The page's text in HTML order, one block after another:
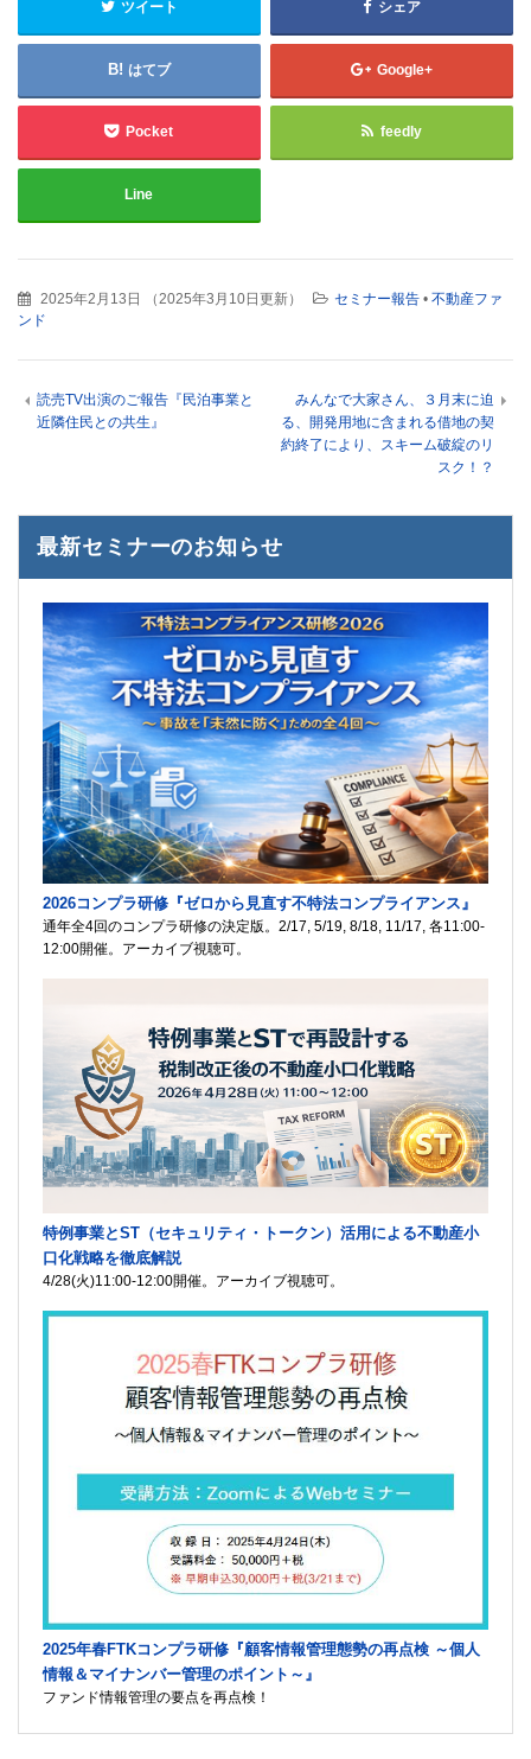
ツイート シェア
はてブ Google+
Pocket feedly
Line
2025年2月13日 （2025年3月10日更新） セミナー報告 • 不動産ファ
ンド
読売TV出演のご報告『民泊事業と
近隣住民との共生』
みんなで大家さん、３月末に迫
る、開発用地に含まれる借地の契
約終了により、スキーム破綻のリ
スク！？
最新セミナーのお知らせ
2026コンプラ研修『ゼロから見直す不特法コンプライアンス』
通年全4回のコンプラ研修の決定版。2/17, 5/19, 8/18, 11/17, 各11:00-
12:00開催。アーカイブ視聴可。
特例事業とST（セキュリティ・トークン）活用による不動産小
口化戦略を徹底解説
4/28(火)11:00-12:00開催。アーカイブ視聴可。
2025年春FTKコンプラ研修『顧客情報管理態勢の再点検 ～個人
情報＆マイナンバー管理のポイント～』
ファンド情報管理の要点を再点検！